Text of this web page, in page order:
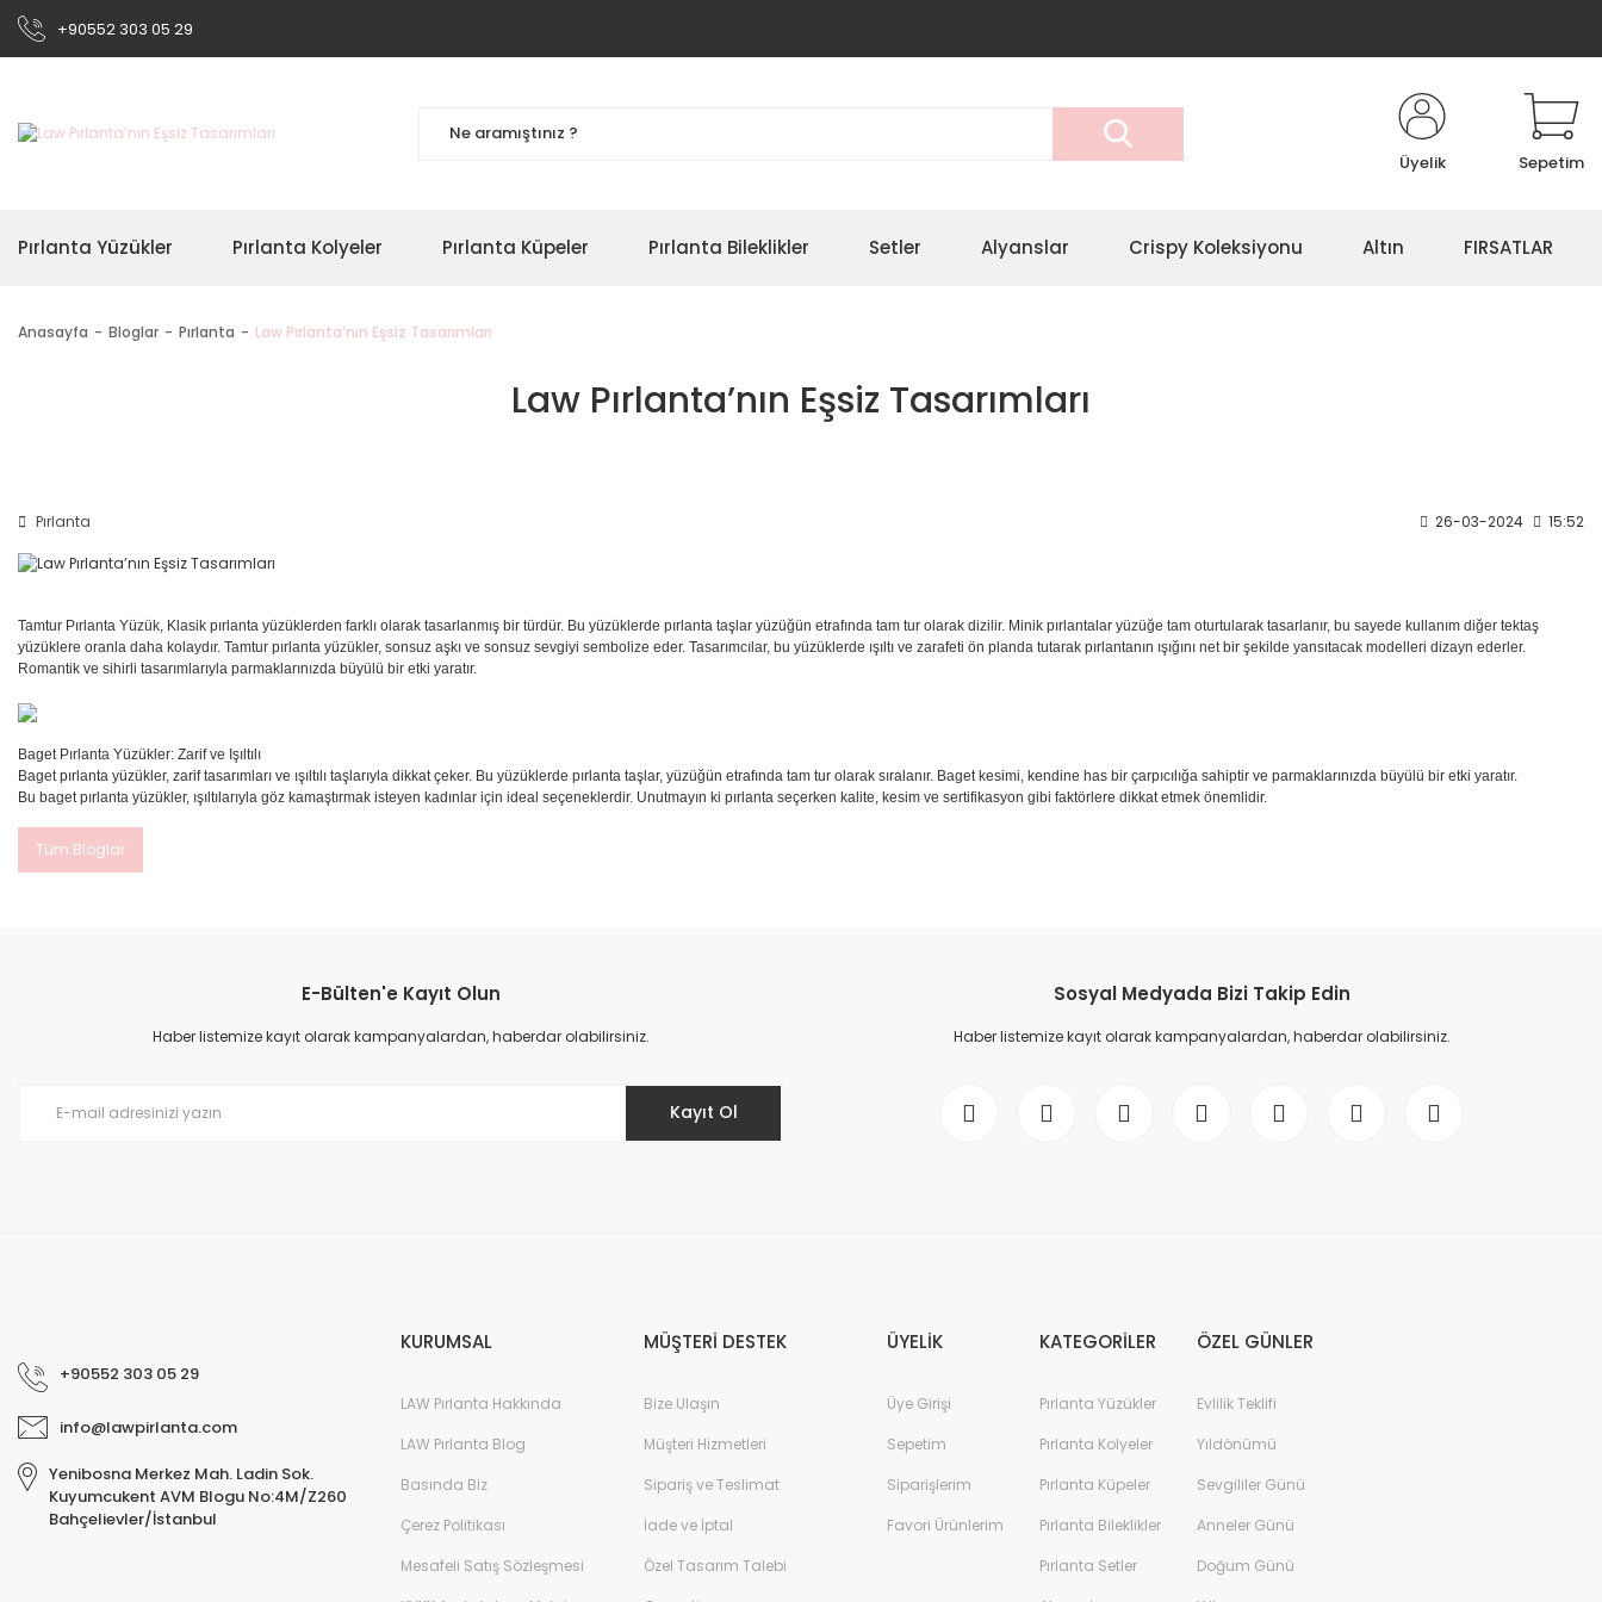
+90552 303 05 29
Üyelik Sepetim
Pırlanta Yüzükler Pırlanta Kolyeler Pırlanta Küpeler Pırlanta Bileklikler Setler Alyanslar Crispy Koleksiyonu Altın FIRSATLAR
Anasayfa Bloglar Pırlanta Law Pırlanta’nın Eşsiz Tasarımları
Law Pırlanta’nın Eşsiz Tasarımları
Pırlanta 26-03-2024 15:52
Tamtur Pırlanta Yüzük, Klasik pırlanta yüzüklerden farklı olarak tasarlanmış bir türdür. Bu yüzüklerde pırlanta taşlar yüzüğün etrafında tam tur olarak dizilir. Minik pırlantalar yüzüğe tam oturtularak tasarlanır, bu sayede kullanım diğer tektaş
yüzüklere oranla daha kolaydır. Tamtur pırlanta yüzükler, sonsuz aşkı ve sonsuz sevgiyi sembolize eder. Tasarımcılar, bu yüzüklerde ışıltı ve zarafeti ön planda tutarak pırlantanın ışığını net bir şekilde yansıtacak modelleri dizayn ederler.
Romantik ve sihirli tasarımlarıyla parmaklarınızda büyülü bir etki yaratır.
Baget Pırlanta Yüzükler: Zarif ve Işıltılı
Baget pırlanta yüzükler, zarif tasarımları ve ışıltılı taşlarıyla dikkat çeker. Bu yüzüklerde pırlanta taşlar, yüzüğün etrafında tam tur olarak sıralanır. Baget kesimi, kendine has bir çarpıcılığa sahiptir ve parmaklarınızda büyülü bir etki yaratır.
Bu baget pırlanta yüzükler, ışıltılarıyla göz kamaştırmak isteyen kadınlar için ideal seçeneklerdir. Unutmayın ki pırlanta seçerken kalite, kesim ve sertifikasyon gibi faktörlere dikkat etmek önemlidir.
Tüm Bloglar
E-Bülten'e Kayıt Olun
Haber listemize kayıt olarak kampanyalardan, haberdar olabilirsiniz.
Kayıt Ol
Sosyal Medyada Bizi Takip Edin
Haber listemize kayıt olarak kampanyalardan, haberdar olabilirsiniz.
+90552 303 05 29
info@lawpirlanta.com
Yenibosna Merkez Mah. Ladin Sok.
Kuyumcukent AVM Blogu No:4M/Z260
Bahçelievler/İstanbul
KURUMSAL
LAW Pırlanta Hakkında
LAW Pırlanta Blog
Basında Biz
Çerez Politikası
Mesafeli Satış Sözleşmesi
MÜŞTERİ DESTEK
Bize Ulaşın
Müşteri Hizmetleri
Sipariş ve Teslimat
İade ve İptal
Özel Tasarım Talebi
ÜYELİK
Üye Girişi
Sepetim
Siparişlerim
Favori Ürünlerim
KATEGORİLER
Pırlanta Yüzükler
Pırlanta Kolyeler
Pırlanta Küpeler
Pırlanta Bileklikler
Pırlanta Setler
ÖZEL GÜNLER
Evlilik Teklifi
Yıldönümü
Sevgililer Günü
Anneler Günü
Doğum Günü